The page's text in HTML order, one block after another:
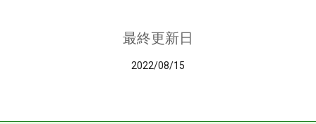
最終更新日
2022/08/15